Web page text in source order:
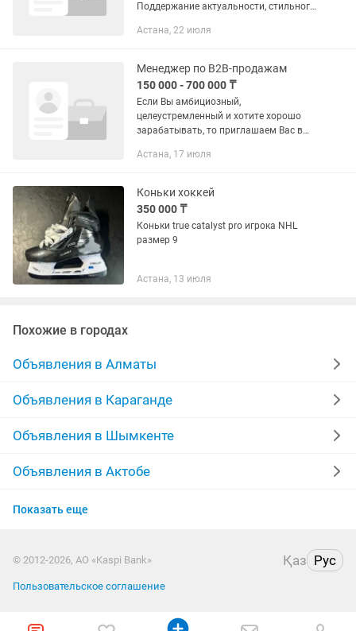
Поддержание актуальности, стильного
в торговом зале, соблюдение
Астана, 22 июля
Менеджер по B2B-продажам
150 000 - 700 000 ₸
Если Вы амбициозный,
целеустремленный и хотите хорошо
зарабатывать, то приглашаем Вас в
компании молодой и дружный
автоматизацией...
Астана, 17 июля
Коньки хоккей
350 000 ₸
Коньки true catalyst pro игрока NHL
размер 9
Астана, 13 июля
Похожие в городах
Объявления в Алматы
Объявления в Караганде
Объявления в Шымкенте
Объявления в Актобе
Объявления в Костанае
Объявления в Павлодаре
Объявления в Кызылорде
Показать еще
© 2012-2026, АО «Kaspi Bank» Қаз Рус
Пользовательское соглашение